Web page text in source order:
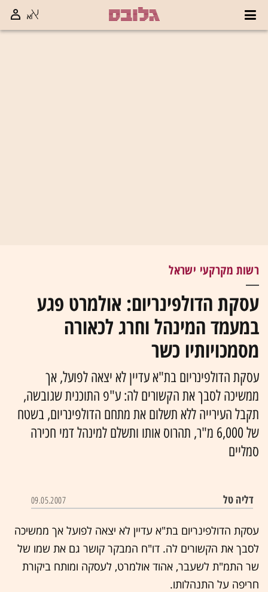
רשות מקרקעי ישראל
עסקת הדולפינריום: אולמרט פגע
במעמד המינהל וחרג לכאורה
מסמכויותיו כשר
עסקת הדולפינריום בת"א עדיין לא יצאה לפועל, אך
ממשיכה לסבך את הקשורים לה: ע"פ התוכנית שגובשה,
תקבל העירייה ללא תשלום את מתחם הדולפינריום, בשטח
של 6,000 מ"ר, תהרוס אותו ותשלם למינהל דמי חכירה
סמליים
דליה טל 09.05.2007
עסקת הדולפינריום בת"א עדיין לא יצאה לפועל אך ממשיכה
לסבך את הקשורים לה. דו"ח המבקר קושר גם את שמו של
שר התמ"ת לשעבר, אהוד אולמרט, לעסקה ומותח ביקורת
חריפה על התנהלותו.